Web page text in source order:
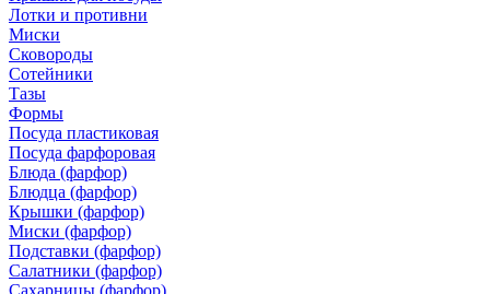
Лотки и противни
Миски
Сковороды
Сотейники
Тазы
Формы
Посуда пластиковая
Посуда фарфоровая
Блюда (фарфор)
Блюдца (фарфор)
Крышки (фарфор)
Миски (фарфор)
Подставки (фарфор)
Салатники (фарфор)
Сахарницы (фарфор)